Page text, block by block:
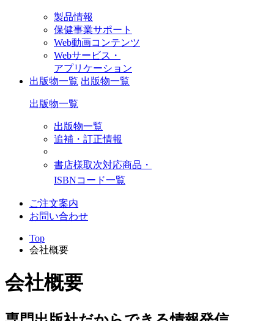
製品情報
保健事業サポート
Web動画コンテンツ
Webサービス・
アプリケーション
出版物一覧 出版物一覧
出版物一覧
出版物一覧
追補・訂正情報
書店様取次対応商品・
ISBNコード一覧
ご注文案内
お問い合わせ
Top
会社概要
会社概要